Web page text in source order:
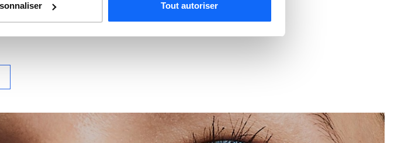
Tout autoriser